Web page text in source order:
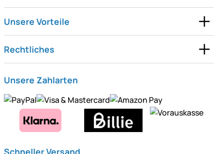
Unsere Vorteile
Rechtliches
Unsere Zahlarten
Schneller Versand